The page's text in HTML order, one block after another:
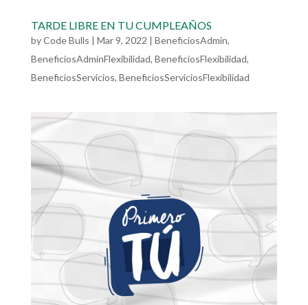
TARDE LIBRE EN TU CUMPLEAÑOS
byCode Bulls | Mar 9, 2022 | BeneficiosAdmin,
BeneficiosAdminFlexibilidad, BeneficiosFlexibilidad,
BeneficiosServicios, BeneficiosServiciosFlexibilidad